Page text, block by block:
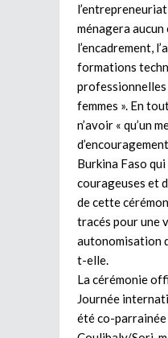
ménagera
l’encadrement,
formations
femmes ». En
n’avoir « qu’un
Burkina Faso
courageuses et
de cette
tracés pour une
autonomisation
t-elle.
La cérémonie
Journée
été co-